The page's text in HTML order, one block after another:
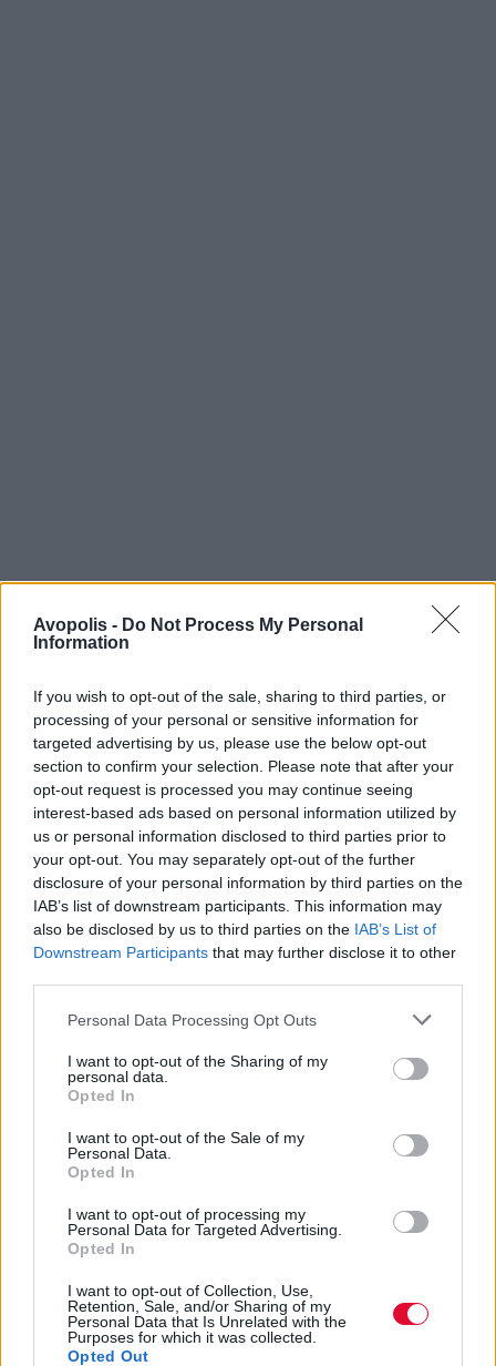
Avopolis - Do Not Process My Personal
Information
If you wish to opt-out of the sale, sharing to third parties, or
processing of your personal or sensitive information for
targeted advertising by us, please use the below opt-out
section to confirm your selection. Please note that after your
opt-out request is processed you may continue seeing
interest-based ads based on personal information utilized by
us or personal information disclosed to third parties prior to
your opt-out. You may separately opt-out of the further
disclosure of your personal information by third parties on the
IAB’s list of downstream participants. This information may
also be disclosed by us to third parties on the IAB’s List of
Downstream Participants that may further disclose it to other
Personal Data Processing Opt Outs
I want to opt-out of the Sharing of my
personal data.
Opted In
I want to opt-out of the Sale of my
Personal Data.
Opted In
I want to opt-out of processing my
Personal Data for Targeted Advertising.
Opted In
I want to opt-out of Collection, Use,
Retention, Sale, and/or Sharing of my
Personal Data that Is Unrelated with the
Purposes for which it was collected.
Opted Out